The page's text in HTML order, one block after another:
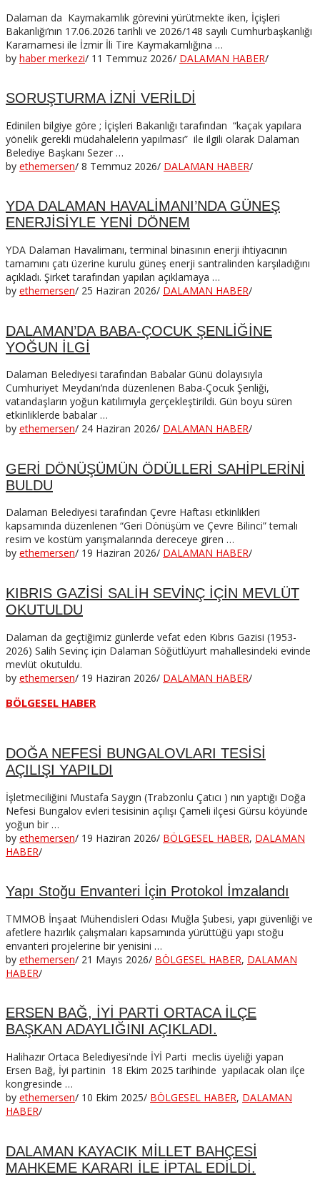
Dalaman da Kaymakamlık görevini yürütmekte iken, İçişleri
Bakanlığı’nın 17.06.2026 tarihli ve 2026/148 sayılı Cumhurbaşkanlığı
Kararnamesi ile İzmir İli Tire Kaymakamlığına …
by haber merkezi/ 11 Temmuz 2026/ DALAMAN HABER/
SORUŞTURMA İZNİ VERİLDİ
Edinilen bilgiye göre ; İçişleri Bakanlığı tarafından “kaçak yapılara
yönelik gerekli müdahalelerin yapılması” ile ilgili olarak Dalaman
Belediye Başkanı Sezer …
by ethemersen/ 8 Temmuz 2026/ DALAMAN HABER/
YDA DALAMAN HAVALİMANI’NDA GÜNEŞ
ENERJİSİYLE YENİ DÖNEM
YDA Dalaman Havalimanı, terminal binasının enerji ihtiyacının
tamamını çatı üzerine kurulu güneş enerji santralinden karşıladığını
açıkladı. Şirket tarafından yapılan açıklamaya …
by ethemersen/ 25 Haziran 2026/ DALAMAN HABER/
DALAMAN’DA BABA-ÇOCUK ŞENLİĞİNE
YOĞUN İLGİ
Dalaman Belediyesi tarafından Babalar Günü dolayısıyla
Cumhuriyet Meydanı’nda düzenlenen Baba-Çocuk Şenliği,
vatandaşların yoğun katılımıyla gerçekleştirildi. Gün boyu süren
etkinliklerde babalar …
by ethemersen/ 24 Haziran 2026/ DALAMAN HABER/
GERİ DÖNÜŞÜMÜN ÖDÜLLERİ SAHİPLERİNİ
BULDU
Dalaman Belediyesi tarafından Çevre Haftası etkinlikleri
kapsamında düzenlenen “Geri Dönüşüm ve Çevre Bilinci” temalı
resim ve kostüm yarışmalarında dereceye giren …
by ethemersen/ 19 Haziran 2026/ DALAMAN HABER/
KIBRIS GAZİSİ SALİH SEVİNÇ İÇİN MEVLÜT
OKUTULDU
Dalaman da geçtiğimiz günlerde vefat eden Kıbrıs Gazisi (1953-
2026) Salih Sevinç için Dalaman Söğütlüyurt mahallesindeki evinde
mevlüt okutuldu.
by ethemersen/ 19 Haziran 2026/ DALAMAN HABER/
BÖLGESEL HABER
DOĞA NEFESİ BUNGALOVLARI TESİSİ
AÇILIŞI YAPILDI
İşletmeciliğini Mustafa Saygın (Trabzonlu Çatıcı ) nın yaptığı Doğa
Nefesi Bungalov evleri tesisinin açılışı Çameli ilçesi Gürsu köyünde
yoğun bir …
by ethemersen/ 19 Haziran 2026/ BÖLGESEL HABER, DALAMAN
HABER/
Yapı Stoğu Envanteri İçin Protokol İmzalandı
TMMOB İnşaat Mühendisleri Odası Muğla Şubesi, yapı güvenliği ve
afetlere hazırlık çalışmaları kapsamında yürüttüğü yapı stoğu
envanteri projelerine bir yenisini …
by ethemersen/ 21 Mayıs 2026/ BÖLGESEL HABER, DALAMAN
HABER/
ERSEN BAĞ, İYİ PARTİ ORTACA İLÇE
BAŞKAN ADAYLIĞINI AÇIKLADI.
Halihazır Ortaca Belediyesi'nde İYİ Parti meclis üyeliği yapan
Ersen Bağ, İyi partinin 18 Ekim 2025 tarihinde yapılacak olan ilçe
kongresinde …
by ethemersen/ 10 Ekim 2025/ BÖLGESEL HABER, DALAMAN
HABER/
DALAMAN KAYACIK MİLLET BAHÇESİ
MAHKEME KARARI İLE İPTAL EDİLDİ.